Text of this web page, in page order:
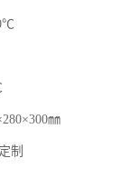
㎜
制